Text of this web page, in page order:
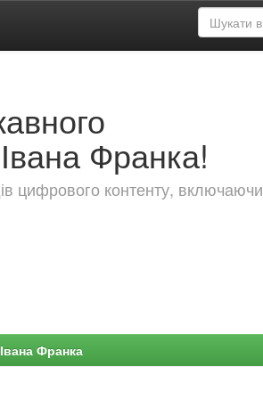
Івана Франка!
цифрового контенту, включаючи
Франка